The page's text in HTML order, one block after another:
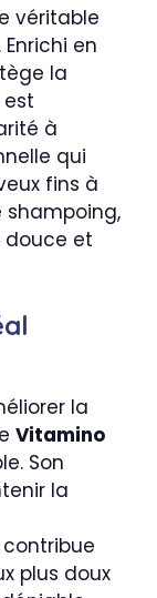
véritable
en
la
à
qui
fins à
shampoing,
douce et
la
Vitamino
Son
la
plus doux